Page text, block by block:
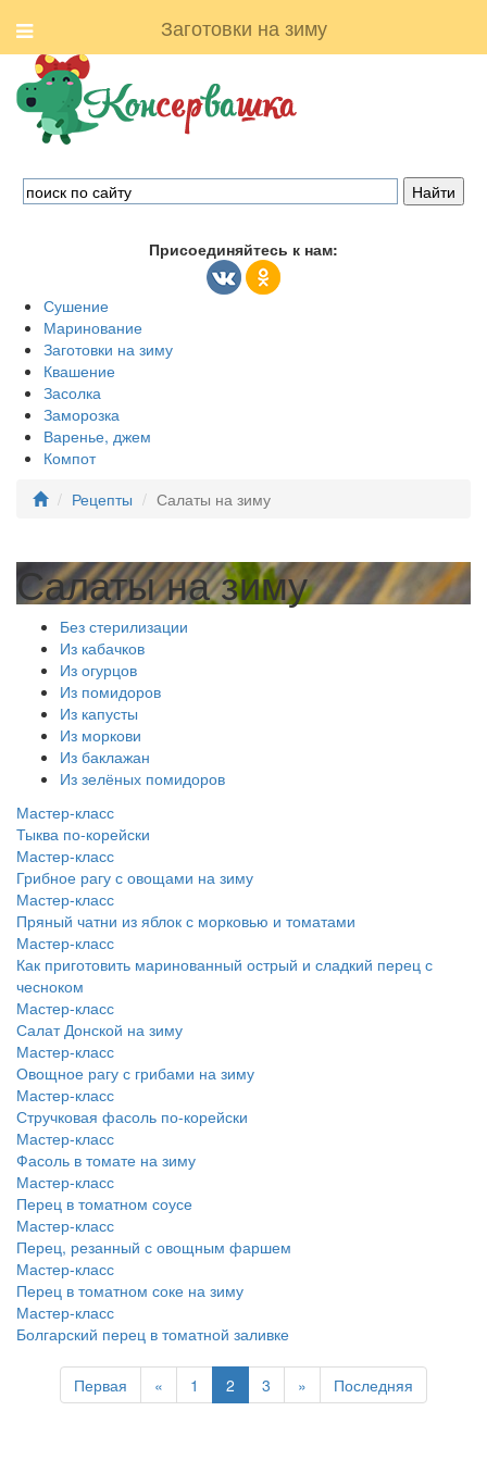
Заготовки на зиму
Присоединяйтесь к нам:
Сушение
Маринование
Заготовки на зиму
Квашение
Засолка
Заморозка
Варенье, джем
Компот
Рецепты
Салаты на зиму
Салаты на зиму
Без стерилизации
Из кабачков
Из огурцов
Из помидоров
Из капусты
Из моркови
Из баклажан
Из зелёных помидоров
Мастер-класс
Тыква по-корейски
Мастер-класс
Грибное рагу с овощами на зиму
Мастер-класс
Пряный чатни из яблок с морковью и томатами
Мастер-класс
Как приготовить маринованный острый и сладкий перец с
чесноком
Мастер-класс
Салат Донской на зиму
Мастер-класс
Овощное рагу с грибами на зиму
Мастер-класс
Стручковая фасоль по-корейски
Мастер-класс
Фасоль в томате на зиму
Мастер-класс
Перец в томатном соусе
Мастер-класс
Перец, резанный с овощным фаршем
Мастер-класс
Перец в томатном соке на зиму
Мастер-класс
Болгарский перец в томатной заливке
Первая « 1 2 3 » Последняя